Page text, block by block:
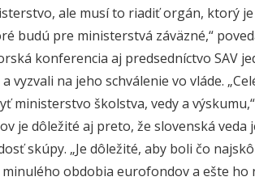
ale musí to riadiť orgán, ktorý
budú pre ministerstvá záväzné,“
konferencia aj predsedníctvo SAV
vyzvali na jeho schválenie vo vláde.
ministerstvo školstva, vedy a
je dôležité aj preto, že slovenská
skúpy. „Je dôležité, aby boli čo
obdobia eurofondov a ešte